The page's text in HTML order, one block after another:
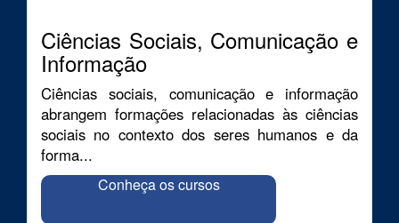
Ciências Sociais, Comunicação e
Informação
Ciências sociais, comunicação e informação
abrangem formações relacionadas às ciências
sociais no contexto dos seres humanos e da
forma...
Conheça os cursos